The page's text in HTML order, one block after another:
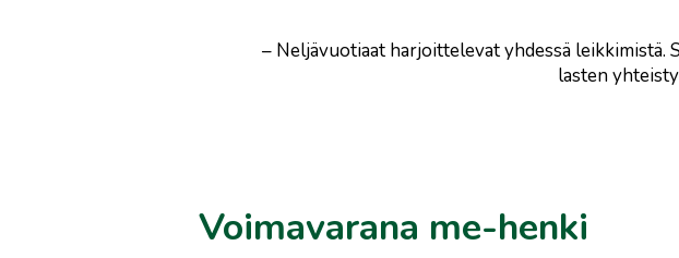
– Neljävuotiaat harjoittelevat yhdessä leikkimistä.
lasten
Voimavarana me-henki